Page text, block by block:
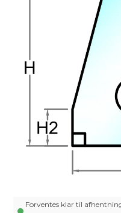
Forventes klar til